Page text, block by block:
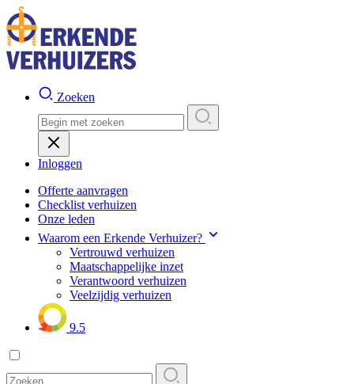
Zoeken
Inloggen
Offerte aanvragen
Checklist verhuizen
Onze leden
Waarom een Erkende Verhuizer?
Vertrouwd verhuizen
Maatschappelijke inzet
Verantwoord verhuizen
Veelzijdig verhuizen
9.5